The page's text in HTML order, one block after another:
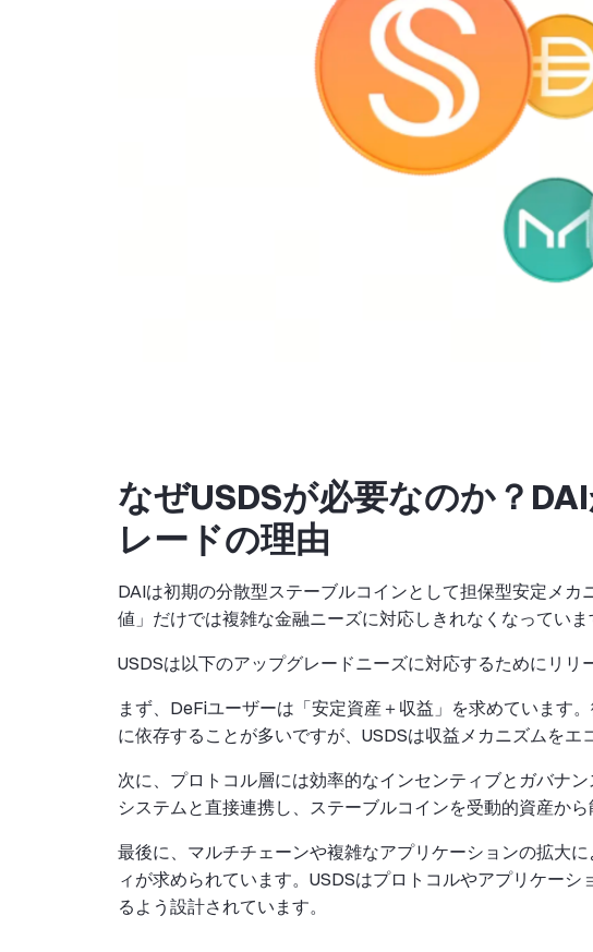
なぜUSDSが必要なのか？
レードの理由
DAIは初期の分散型ステーブルコインとして担保型安定メ
値」だけでは複雑な金融ニーズに対応しきれなくなっていま
USDSは以下のアップグレードニーズに対応するためにリリ
まず、DeFiユーザーは「安定資産＋収益」を求めています
に依存することが多いですが、USDSは収益メカニズムをエ
次に、プロトコル層には効率的なインセンティブとガバナ
システムと直接連携し、ステーブルコインを受動的資産か
最後に、マルチチェーンや複雑なアプリケーションの拡大
ィが求められています。USDSはプロトコルやアプリケー
るよう設計されています。